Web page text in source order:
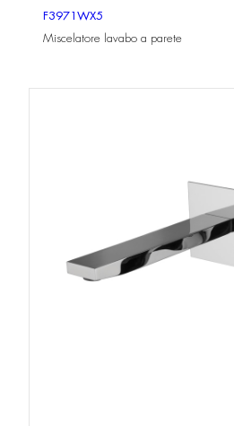
F3971WX5
Miscelatore lavabo a parete